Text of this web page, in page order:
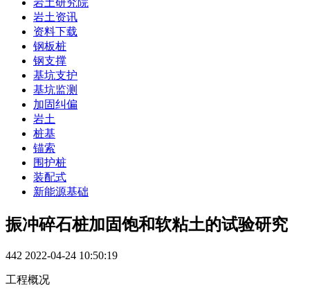
岩土研究院
岩土资讯
资料下载
钢板桩
钢支撑
基坑支护
基坑监测
加固纠偏
岩土
桩基
锚索
围护桩
装配式
新能源基础
振冲碎石桩加固饱和软粘土的试验研究
442 2022-04-24 10:50:19
工程概况